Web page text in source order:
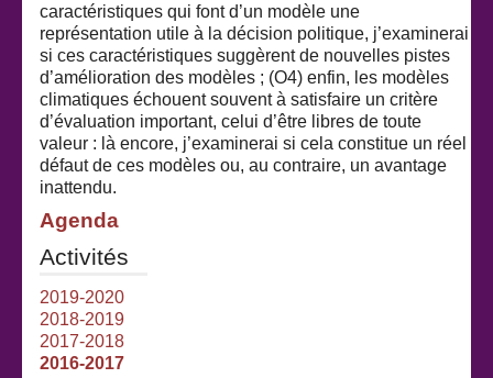
caractéristiques qui font d’un modèle une
représentation utile à la décision politique, j’examinerai
si ces caractéristiques suggèrent de nouvelles pistes
d’amélioration des modèles ; (O4) enfin, les modèles
climatiques échouent souvent à satisfaire un critère
d’évaluation important, celui d’être libres de toute
valeur : là encore, j’examinerai si cela constitue un réel
défaut de ces modèles ou, au contraire, un avantage
inattendu.
Agenda
Activités
2019-2020
2018-2019
2017-2018
2016-2017